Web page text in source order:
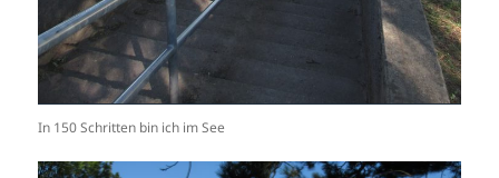
In 150 Schritten bin ich im See